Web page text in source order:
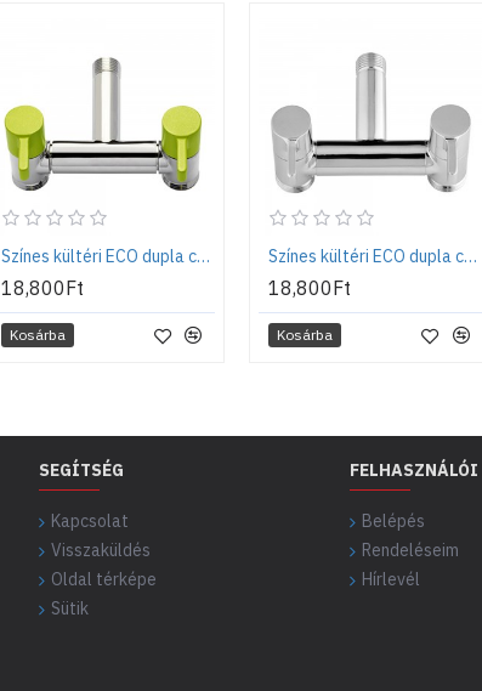
Színes kültéri ECO dupla csaptelep - Zöld
18,800Ft
Kosárba
Színes kültéri ECO dupla csaptelep - Króm
18,800Ft
Kosárba
SEGÍTSÉG
Kapcsolat
Visszaküldés
Oldal térképe
Sütik
Belépés
Rendeléseim
Hírlevél